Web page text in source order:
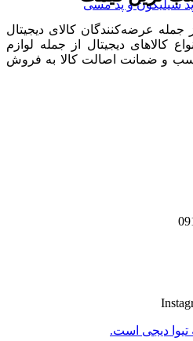
سیلیکون و پد مسی
جمله عرضه‌کنندگان کالای دیجیتال
کالاهای دیجیتال از جمله لوازم
و ضمانت اصالت کالا به فروش
تیوا دیجی است.